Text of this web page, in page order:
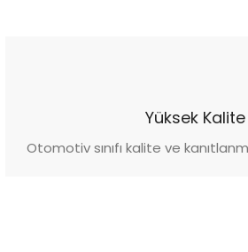
Yüksek Kalite
Otomotiv sınıfı kalite ve